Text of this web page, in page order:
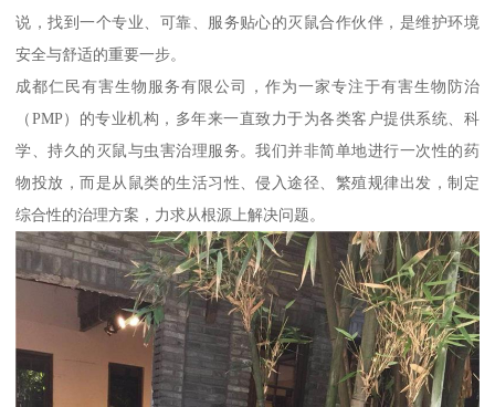
说，找到一个专业、可靠、服务贴心的灭鼠合作伙伴，是维护环境
安全与舒适的重要一步。
成都仁民有害生物服务有限公司，作为一家专注于有害生物防治
（PMP）的专业机构，多年来一直致力于为各类客户提供系统、科
学、持久的灭鼠与虫害治理服务。我们并非简单地进行一次性的药
物投放，而是从鼠类的生活习性、侵入途径、繁殖规律出发，制定
综合性的治理方案，力求从根源上解决问题。